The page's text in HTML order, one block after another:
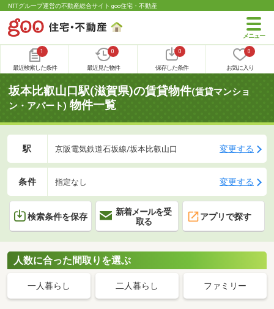
NTTグループ運営の不動産総合サイト goo住宅・不動産
1
最近検索した条件
0
最近見た物件
0
保存した条件
0
お気に入り
坂本比叡山口駅(滋賀県)の賃貸物件(賃貸マンショ
ン・アパート) 物件一覧
駅 京阪電気鉄道石坂線/坂本比叡山口 変更する
条件 指定なし 変更する
検索条件を保存
新着メールを受
取る
アプリで探す
人数に合った間取りを選ぶ
一人暮らし 二人暮らし ファミリー